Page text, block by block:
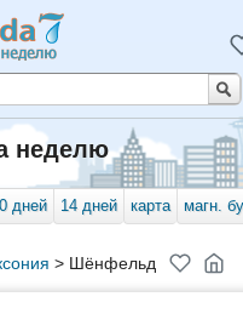
неделю
дней 14 дней карта магн.
> Шёнфельд